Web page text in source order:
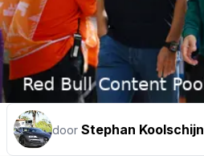
door Stephan Koolschijn